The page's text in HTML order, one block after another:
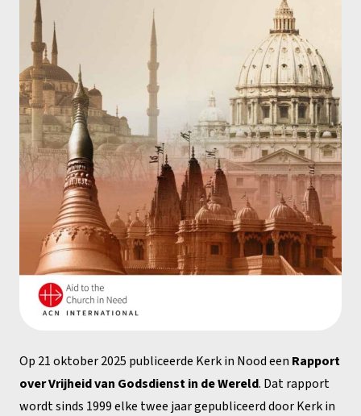
Op 21 oktober 2025 publiceerde Kerk in Nood een Rapport
over Vrijheid van Godsdienst in de Wereld. Dat rapport
wordt sinds 1999 elke twee jaar gepubliceerd door Kerk in